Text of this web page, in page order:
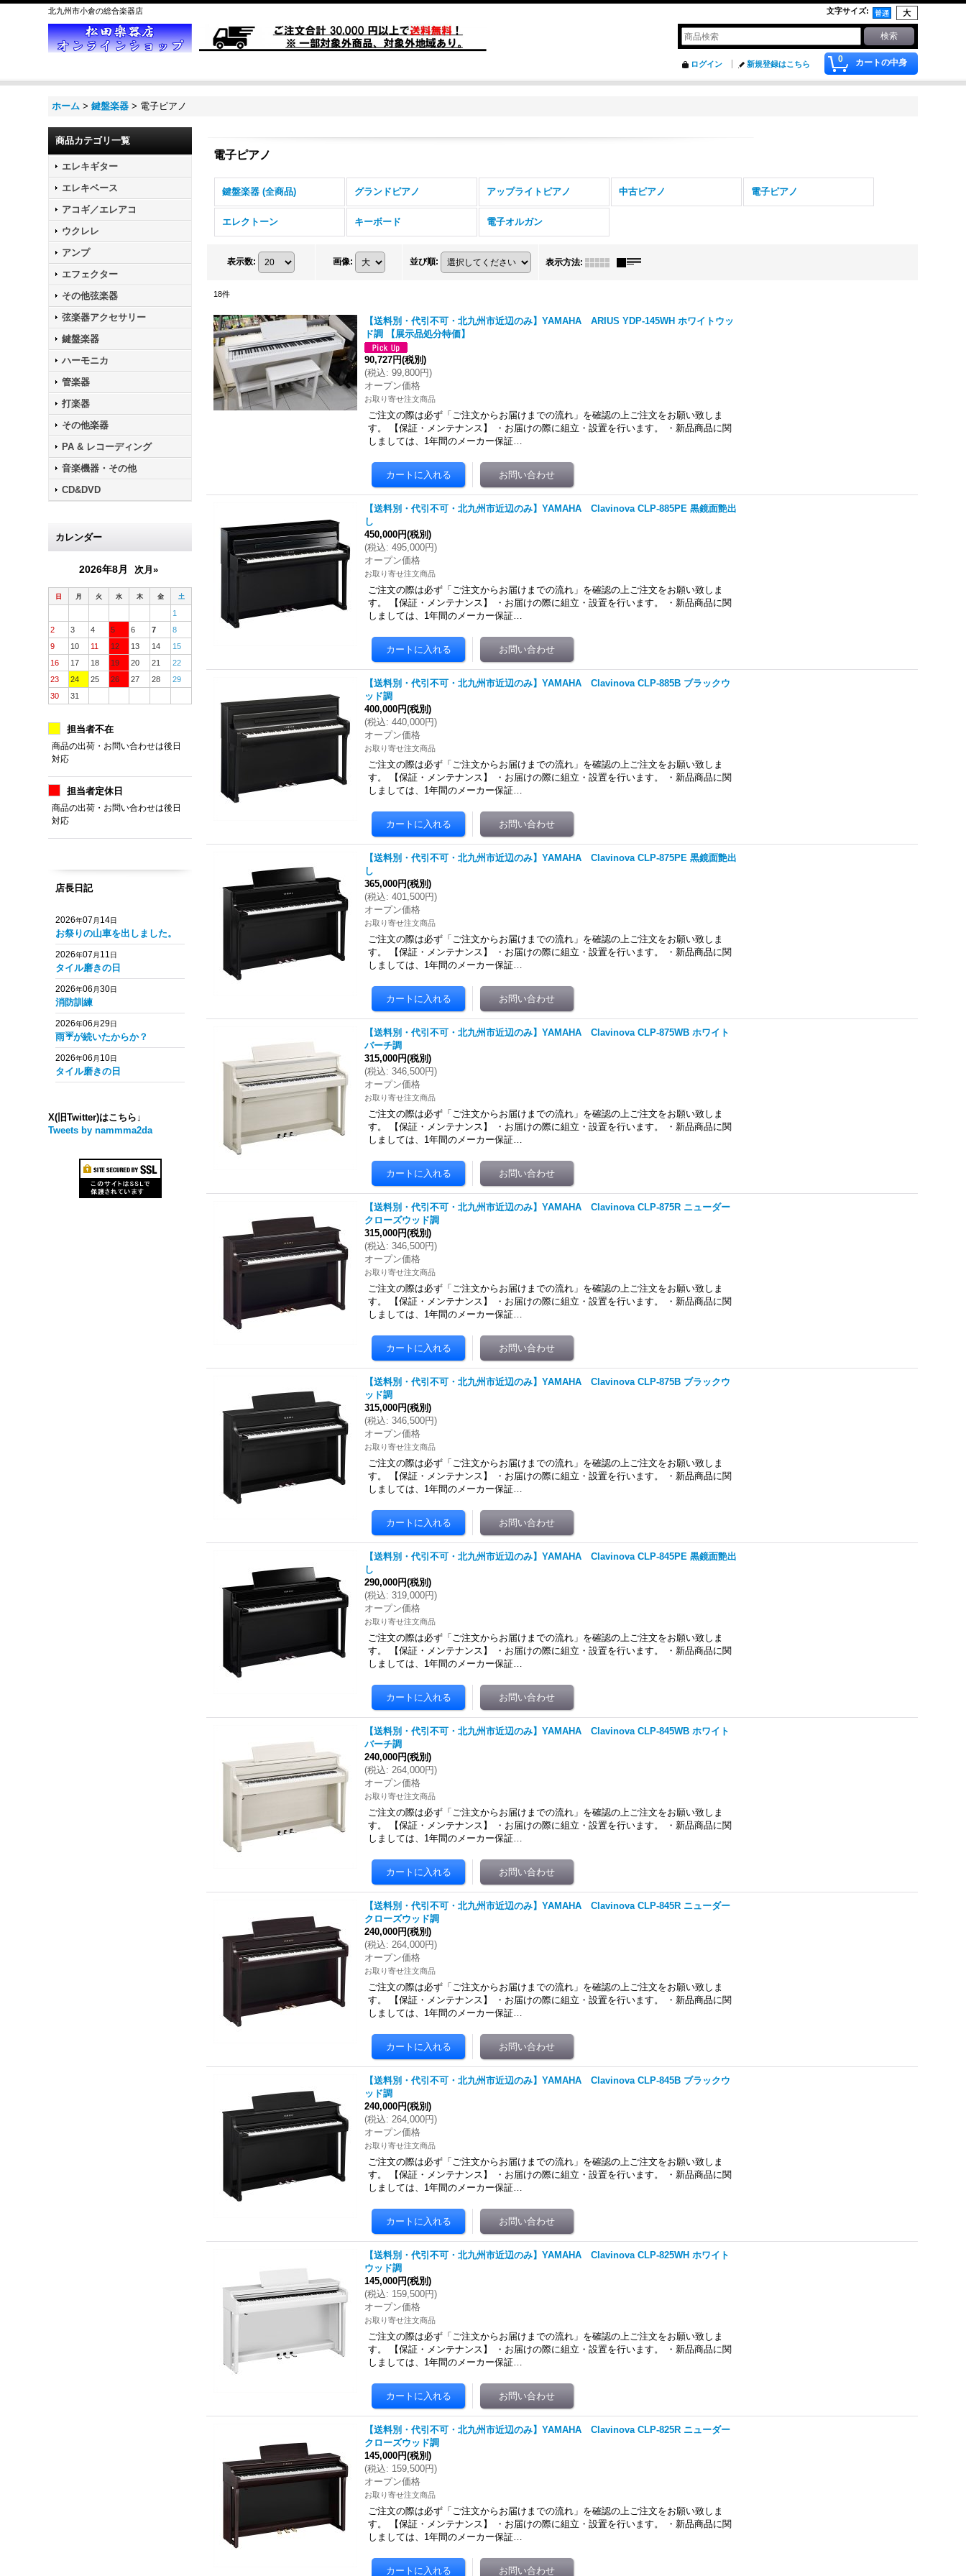
北九州市小倉の総合楽器店 文字サイズ:
0 カートの中身
ログイン 新規登録はこちら
ホーム > 鍵盤楽器 > 電子ピアノ
商品カテゴリ一覧
エレキギター
エレキベース
アコギ／エレアコ
ウクレレ
アンプ
エフェクター
その他弦楽器
弦楽器アクセサリー
鍵盤楽器
ハーモニカ
管楽器
打楽器
その他楽器
PA & レコーディング
音楽機器・その他
CD&DVD
カレンダー
2026年8月 次月»
日 月 火 水 木 金 土
1
2
3 4 5 6 7
8
9
10 11 12 13 14
15
16
17 18 19 20 21
22
23
24 25 26 27 28
29
30
31
担当者不在
商品の出荷・お問い合わせは後日
対応
担当者定休日
商品の出荷・お問い合わせは後日
対応
店長日記
2026年07 月 14日
お祭りの山車を出しました。
2026年07 月 11日
タイル磨きの日
2026年06 月30日
消防訓練
2026年06 月29日
雨☔️が続いたからか？
2026年06 月 10日
タイル磨きの日
X(旧Twitter)はこちら↓
Tweets by nammma2da
電子ピアノ
鍵盤楽器 (全商品) グランドピアノ アップライトピアノ 中古ピアノ 電子ピアノ
エレクトーン キーボード 電子オルガン
表示数: 画像: 並び順: 表示方法:
18件
【送料別・代引不可・北九州市近辺のみ】YAMAHA ARIUS YDP-145WH ホワイトウッ
ド調 【展示品処分特価】
90,727円(税別)
(税込: 99,800円)
オープン価格
お取り寄せ注文商品
ご注文の際は必ず「ご注文からお届けまでの流れ」を確認の上ご注文をお願い致しま
す。 【保証・メンテナンス】 ・お届けの際に組立・設置を行います。 ・新品商品に関
しましては、1年間のメーカー保証…
【送料別・代引不可・北九州市近辺のみ】YAMAHA Clavinova CLP-885PE 黒鏡面艶出
し
450,000円(税別)
(税込: 495,000円)
オープン価格
お取り寄せ注文商品
ご注文の際は必ず「ご注文からお届けまでの流れ」を確認の上ご注文をお願い致しま
す。 【保証・メンテナンス】 ・お届けの際に組立・設置を行います。 ・新品商品に関
しましては、1年間のメーカー保証…
【送料別・代引不可・北九州市近辺のみ】YAMAHA Clavinova CLP-885B ブラックウ
ッド調
400,000円(税別)
(税込: 440,000円)
オープン価格
お取り寄せ注文商品
ご注文の際は必ず「ご注文からお届けまでの流れ」を確認の上ご注文をお願い致しま
す。 【保証・メンテナンス】 ・お届けの際に組立・設置を行います。 ・新品商品に関
しましては、1年間のメーカー保証…
【送料別・代引不可・北九州市近辺のみ】YAMAHA Clavinova CLP-875PE 黒鏡面艶出
し
365,000円(税別)
(税込: 401,500円)
オープン価格
お取り寄せ注文商品
ご注文の際は必ず「ご注文からお届けまでの流れ」を確認の上ご注文をお願い致しま
す。 【保証・メンテナンス】 ・お届けの際に組立・設置を行います。 ・新品商品に関
しましては、1年間のメーカー保証…
【送料別・代引不可・北九州市近辺のみ】YAMAHA Clavinova CLP-875WB ホワイト
バーチ調
315,000円(税別)
(税込: 346,500円)
オープン価格
お取り寄せ注文商品
ご注文の際は必ず「ご注文からお届けまでの流れ」を確認の上ご注文をお願い致しま
す。 【保証・メンテナンス】 ・お届けの際に組立・設置を行います。 ・新品商品に関
しましては、1年間のメーカー保証…
【送料別・代引不可・北九州市近辺のみ】YAMAHA Clavinova CLP-875R ニューダー
クローズウッド調
315,000円(税別)
(税込: 346,500円)
オープン価格
お取り寄せ注文商品
ご注文の際は必ず「ご注文からお届けまでの流れ」を確認の上ご注文をお願い致しま
す。 【保証・メンテナンス】 ・お届けの際に組立・設置を行います。 ・新品商品に関
しましては、1年間のメーカー保証…
【送料別・代引不可・北九州市近辺のみ】YAMAHA Clavinova CLP-875B ブラックウ
ッド調
315,000円(税別)
(税込: 346,500円)
オープン価格
お取り寄せ注文商品
ご注文の際は必ず「ご注文からお届けまでの流れ」を確認の上ご注文をお願い致しま
す。 【保証・メンテナンス】 ・お届けの際に組立・設置を行います。 ・新品商品に関
しましては、1年間のメーカー保証…
【送料別・代引不可・北九州市近辺のみ】YAMAHA Clavinova CLP-845PE 黒鏡面艶出
し
290,000円(税別)
(税込: 319,000円)
オープン価格
お取り寄せ注文商品
ご注文の際は必ず「ご注文からお届けまでの流れ」を確認の上ご注文をお願い致しま
す。 【保証・メンテナンス】 ・お届けの際に組立・設置を行います。 ・新品商品に関
しましては、1年間のメーカー保証…
【送料別・代引不可・北九州市近辺のみ】YAMAHA Clavinova CLP-845WB ホワイト
バーチ調
240,000円(税別)
(税込: 264,000円)
オープン価格
お取り寄せ注文商品
ご注文の際は必ず「ご注文からお届けまでの流れ」を確認の上ご注文をお願い致しま
す。 【保証・メンテナンス】 ・お届けの際に組立・設置を行います。 ・新品商品に関
しましては、1年間のメーカー保証…
【送料別・代引不可・北九州市近辺のみ】YAMAHA Clavinova CLP-845R ニューダー
クローズウッド調
240,000円(税別)
(税込: 264,000円)
オープン価格
お取り寄せ注文商品
ご注文の際は必ず「ご注文からお届けまでの流れ」を確認の上ご注文をお願い致しま
す。 【保証・メンテナンス】 ・お届けの際に組立・設置を行います。 ・新品商品に関
しましては、1年間のメーカー保証…
【送料別・代引不可・北九州市近辺のみ】YAMAHA Clavinova CLP-845B ブラックウ
ッド調
240,000円(税別)
(税込: 264,000円)
オープン価格
お取り寄せ注文商品
ご注文の際は必ず「ご注文からお届けまでの流れ」を確認の上ご注文をお願い致しま
す。 【保証・メンテナンス】 ・お届けの際に組立・設置を行います。 ・新品商品に関
しましては、1年間のメーカー保証…
【送料別・代引不可・北九州市近辺のみ】YAMAHA Clavinova CLP-825WH ホワイト
ウッド調
145,000円(税別)
(税込: 159,500円)
オープン価格
お取り寄せ注文商品
ご注文の際は必ず「ご注文からお届けまでの流れ」を確認の上ご注文をお願い致しま
す。 【保証・メンテナンス】 ・お届けの際に組立・設置を行います。 ・新品商品に関
しましては、1年間のメーカー保証…
【送料別・代引不可・北九州市近辺のみ】YAMAHA Clavinova CLP-825R ニューダー
クローズウッド調
145,000円(税別)
(税込: 159,500円)
オープン価格
お取り寄せ注文商品
ご注文の際は必ず「ご注文からお届けまでの流れ」を確認の上ご注文をお願い致しま
す。 【保証・メンテナンス】 ・お届けの際に組立・設置を行います。 ・新品商品に関
しましては、1年間のメーカー保証…